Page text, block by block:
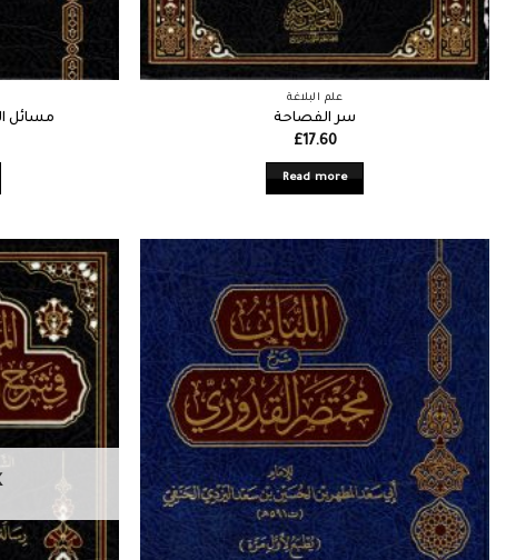
مسائل
علم البلاغة
سر الفصاحة
£17.60
Read more